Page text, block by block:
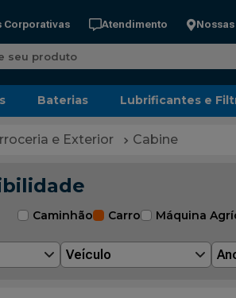
Corporativas Atendimento
produto
Baterias Lubrificantes e
e Exterior Cabine
Caminhão Carro Máquina
Veículo